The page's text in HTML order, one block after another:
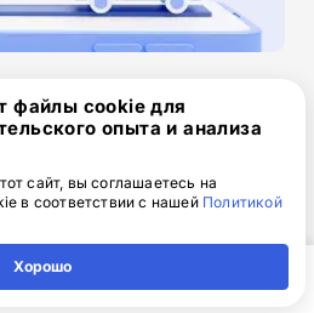
на обучение
и отправьте по
контактный номер телефон.
с вами и утонит все
файлы cookie для
опыта и анализа
сайт, вы соглашаетесь на
в соответствии с нашей Политикой
Хорошо